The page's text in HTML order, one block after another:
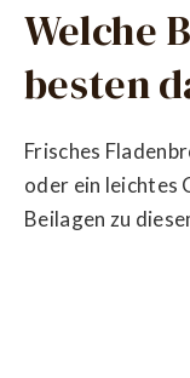
Welche
besten
Frisches
oder ein leichtes
Beilagen zu